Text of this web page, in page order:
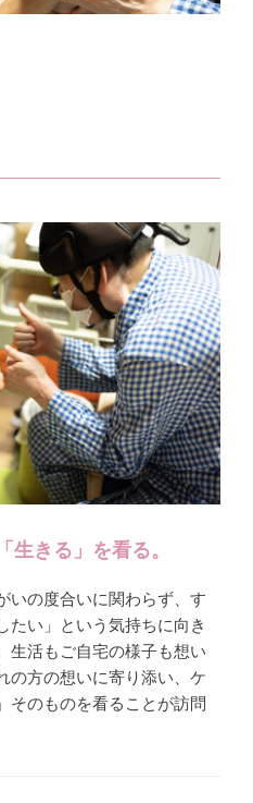
生きる」を看る。
いの度合いに関わらず、す
たい」という気持ちに向き
生活もご自宅の様子も想い
の方の想いに寄り添い、ケ
そのものを看ることが訪問